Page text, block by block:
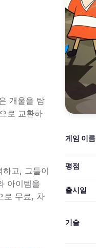
개울을 탐
로 교환하
고, 그들이
아이템을
로 무료, 차
게임 이름
평점
출시일
기술